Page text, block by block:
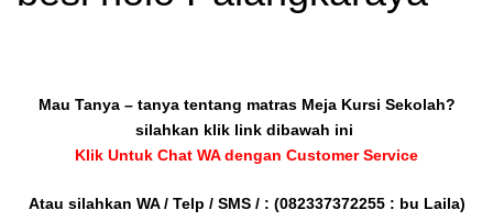
Mau Tanya – tanya tentang matras Meja Kursi Sekolah?
silahkan klik link dibawah ini
Klik Untuk Chat WA dengan Customer Service
Atau silahkan WA / Telp / SMS / : (082337372255 : bu Laila)